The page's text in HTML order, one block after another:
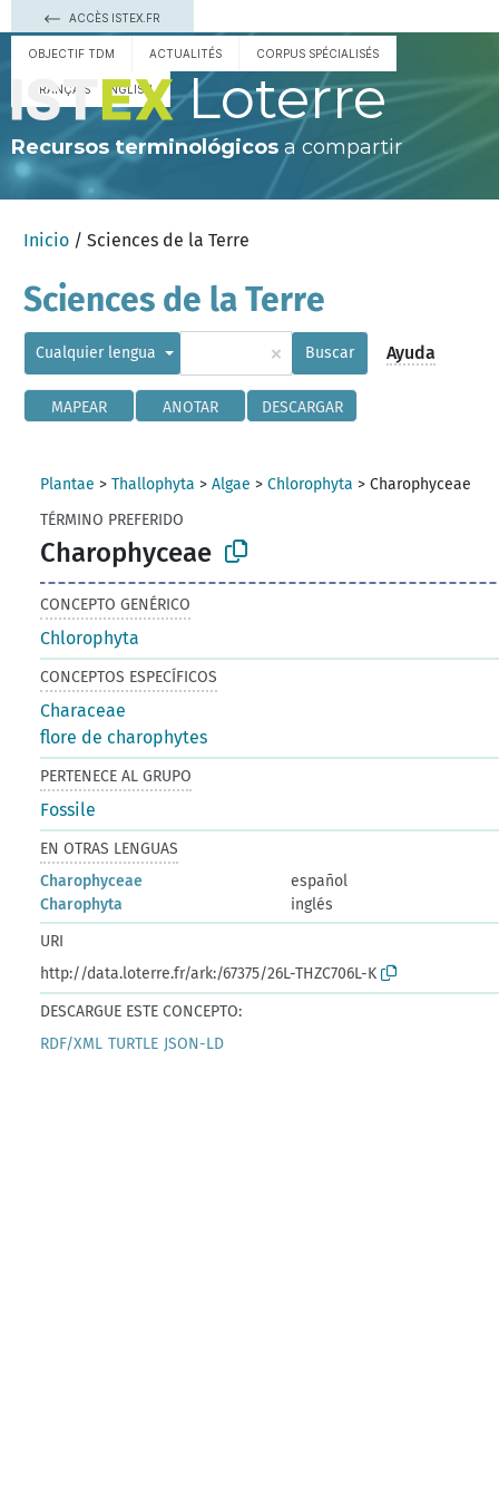
ACCÈS ISTEX.FR
OBJECTIF TDM ACTUALITÉS CORPUS SPÉCIALISÉS
FRANÇAIS ENGLISH Loterre
Recursos terminológicos a compartir
Inicio / Sciences de la Terre
Sciences de la Terre
Cualquier lengua × Buscar Ayuda
MAPEAR ANOTAR DESCARGAR
Plantae >Thallophyta >Algae >Chlorophyta >Charophyceae
TÉRMINO PREFERIDO
Charophyceae
CONCEPTO GENÉRICO
Chlorophyta
CONCEPTOS ESPECÍFICOS
Characeae
flore de charophytes
PERTENECE AL GRUPO
Fossile
EN OTRAS LENGUAS
Charophyceae
español
Charophyta
inglés
URI
http://data.loterre.fr/ark:/67375/26L-THZC706L-K
DESCARGUE ESTE CONCEPTO:
RDF/XML TURTLE JSON-LD